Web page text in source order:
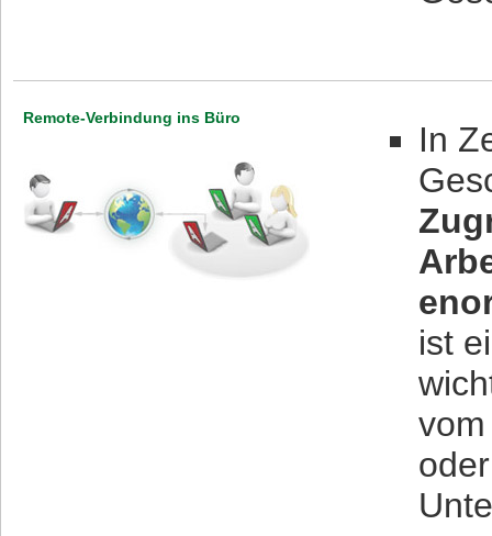
Remote-Verbindung ins Büro
In
ist